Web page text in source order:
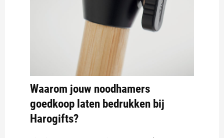
Waarom jouw noodhamers
goedkoop laten bedrukken bij
Harogifts?